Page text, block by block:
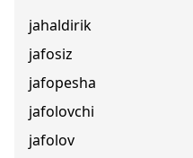
jahaldirik
jafosiz
jafopesha
jafolovchi
jafolov